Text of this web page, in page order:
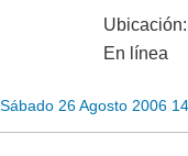
En línea
Sábado 26 Agosto 2006